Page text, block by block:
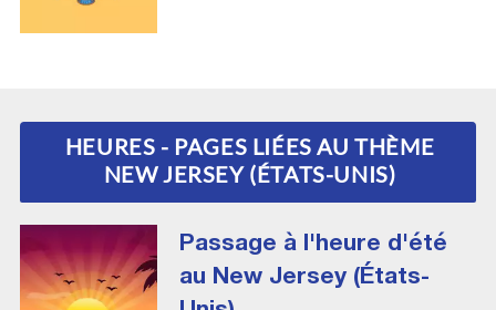
HEURES - PAGES LIÉES AU THÈME
NEW JERSEY (ÉTATS-UNIS)
Passage à l'heure d'été
au New Jersey (États-